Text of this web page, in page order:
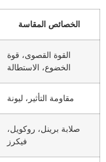
الخصائص المقاسة
القوة القصوى، قوة
الخضوع، الاستطالة
مقاومة التأثير، ليونة
صلابة برينل، روكويل،
فيكرز